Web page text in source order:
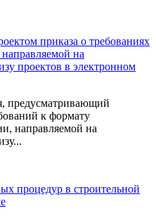
приказа о требованиях
на
проектов в электронном
предусматривающий
к формату
направляемой на
процедур в строительной